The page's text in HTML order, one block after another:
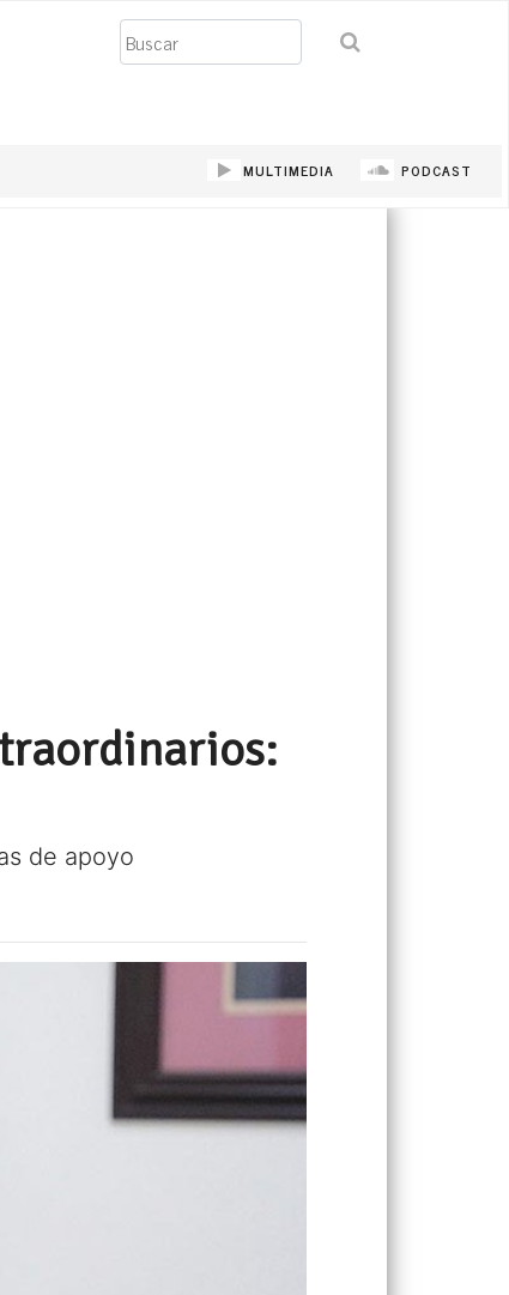
Buscar
MULTIMEDIA PODCAST
de apoyo